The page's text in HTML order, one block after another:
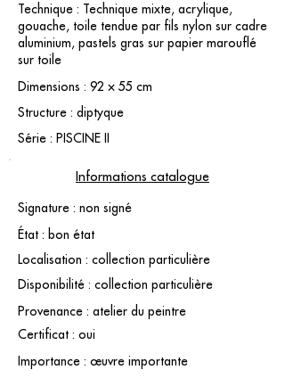
Technique : Technique mixte, acrylique,
gouache, toile tendue par fils nylon sur cadre
aluminium, pastels gras sur papier marouflé
sur toile
Dimensions : 92 × 55 cm
Structure : diptyque
Série : PISCINE II
Informations catalogue
Signature : non signé
État : bon état
Localisation : collection particulière
Disponibilité : collection particulière
Provenance : atelier du peintre
Certificat : oui
Importance : œuvre importante